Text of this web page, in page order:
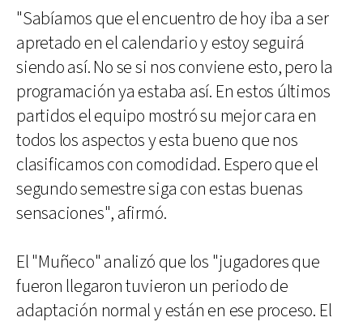
"Sabíamos que el encuentro de hoy iba a ser
apretado en el calendario y estoy seguirá
siendo así. No se si nos conviene esto, pero la
programación ya estaba así. En estos últimos
partidos el equipo mostró su mejor cara en
todos los aspectos y esta bueno que nos
clasificamos con comodidad. Espero que el
segundo semestre siga con estas buenas
sensaciones", afirmó.
El "Muñeco" analizó que los "jugadores que
fueron llegaron tuvieron un periodo de
adaptación normal y están en ese proceso. El